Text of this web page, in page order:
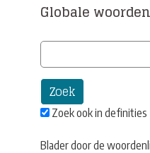
Globale
Zoek ook in definities
Blader door de